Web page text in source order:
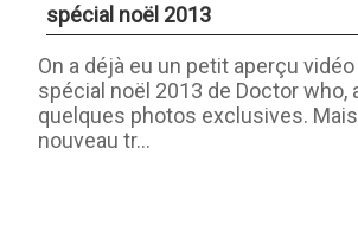
spécial noël 2013
On a déjà eu un petit aperçu
spécial noël 2013 de Doctor who,
quelques photos exclusives. Mais
nouveau tr...